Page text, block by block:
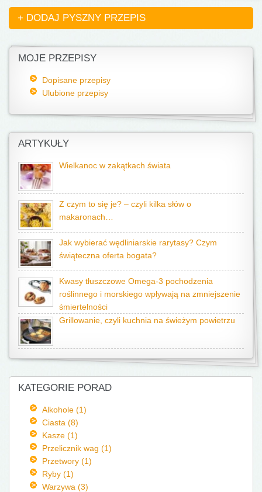
+ DODAJ PYSZNY PRZEPIS
MOJE PRZEPISY
Dopisane przepisy
Ulubione przepisy
ARTYKUŁY
Wielkanoc w zakątkach świata
Z czym to się je? – czyli kilka słów o
makaronach…
Jak wybierać wędliniarskie rarytasy? Czym
świąteczna oferta bogata?
Kwasy tłuszczowe Omega-3 pochodzenia
roślinnego i morskiego wpływają na zmniejszenie
śmiertelności
Grillowanie, czyli kuchnia na świeżym powietrzu
KATEGORIE PORAD
Alkohole (1)
Ciasta (8)
Kasze (1)
Przelicznik wag (1)
Przetwory (1)
Ryby (1)
Warzywa (3)